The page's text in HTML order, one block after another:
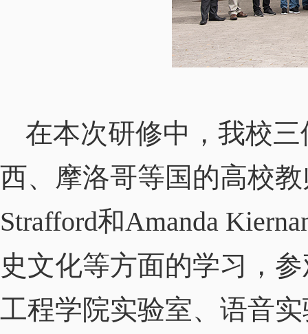
在本次研修中，我校
西、摩洛哥等国的高校
Strafford和Amanda
史文化等方面的学习，
工程学院实验室、语音